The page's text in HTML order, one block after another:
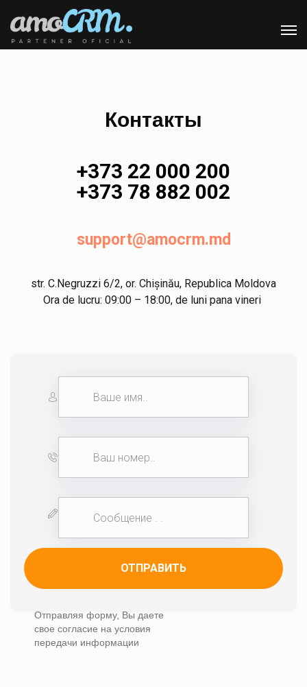
Контакты
+373 22 000 200
+373 78 882 002
support@amocrm.md
str. C.Negruzzi 6/2, or. Chișinău, Republica Moldova
Ora de lucru: 09:00 – 18:00, de luni pana vineri
Отправляя форму, Вы даете
свое согласие на условия
передачи информации